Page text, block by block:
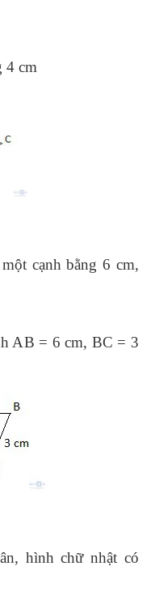
4 cm
cạnh bằng 6 cm,
AB = 6 cm, BC = 3
hình chữ nhật có